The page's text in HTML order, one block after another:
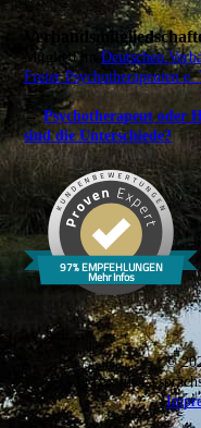
Mitglied imDeutschen
Freier Psychotherapeuten e.
→Psychotherapeut oder
sind die Unterschiede?
©
Praxis für